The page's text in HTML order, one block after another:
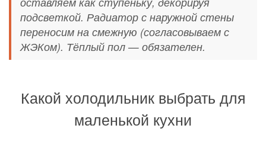
подсветкой. Радиатор с наружной стены
переносим на смежную (согласовываем с
ЖЭКом). Тёплый пол — обязателен.
Какой холодильник выбрать для
маленькой кухни